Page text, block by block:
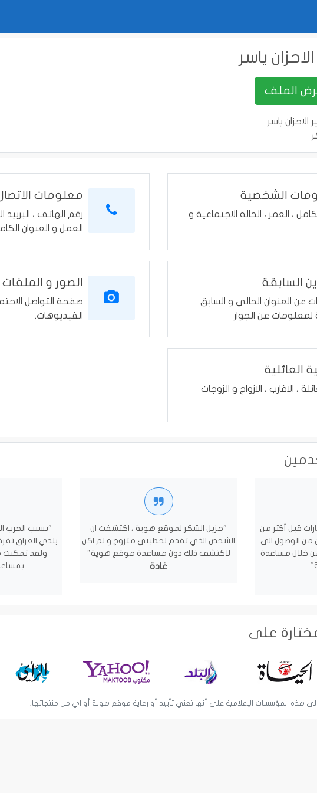
الاحزان ياسر
الاحزان ياسر
الشخصية
، العمر ، الحالة الاجتماعية و
معلومات
رقم الهاتف ،
العمل و العنوان
السابقة
عن العنوان الحالي و السابق
لمعلومات عن الجوار
الصور و الملفات
صفحة التواصل
الفيديوهات.
العائلية
، الاقارب ، الازواج و الزوجات
قبل أكثر من
من الوصول الى
خلال مساعدة
"جزيل الشكر لموقع هوية ، اكتشفت ان
الشخص الذي تقدم لخطبتي متزوج و لم اكن
لاكتشف ذلك دون مساعدة موقع هوية"
غادة
"بسبب الحرب
بلدي العراق
ولقد تمكنت
على
إلى هذه المؤسسات الإعلامية على أنها تعني تأييد أو رعاية موقع هوية أو اي من منتجاتها.